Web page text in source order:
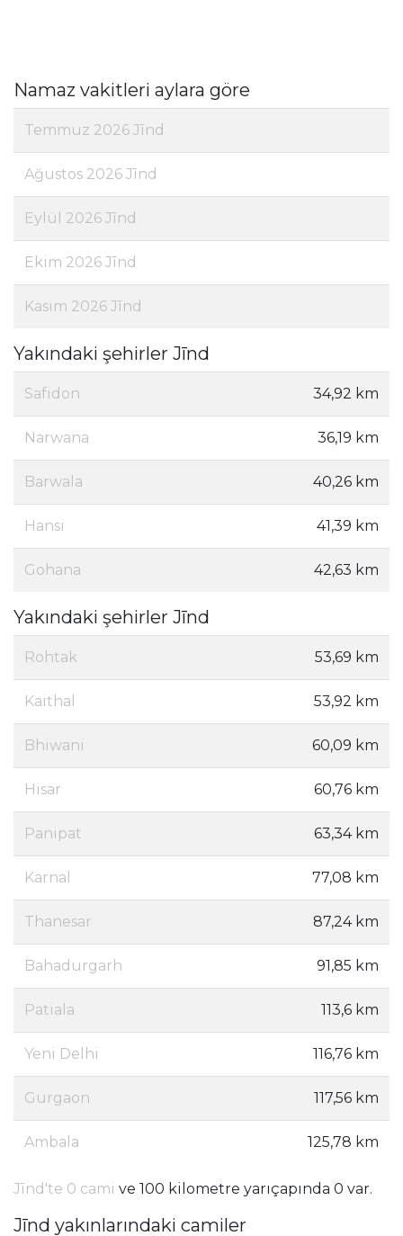
Namaz vakitleri aylara göre
Temmuz 2026 Jīnd
Ağustos 2026 Jīnd
Eylül 2026 Jīnd
Ekim 2026 Jīnd
Kasım 2026 Jīnd
Yakındaki şehirler Jīnd
Safidon 34,92 km
Narwana 36,19 km
Barwala 40,26 km
Hansi 41,39 km
Gohana 42,63 km
Yakındaki şehirler Jīnd
Rohtak 53,69 km
Kaithal 53,92 km
Bhiwani 60,09 km
Hisar 60,76 km
Panipat 63,34 km
Karnal 77,08 km
Thanesar 87,24 km
Bahadurgarh 91,85 km
Patiala 113,6 km
Yeni Delhi 116,76 km
Gurgaon 117,56 km
Ambala 125,78 km
Jīnd'te 0 cami ve 100 kilometre yarıçapında 0 var.
Jīnd yakınlarındaki camiler